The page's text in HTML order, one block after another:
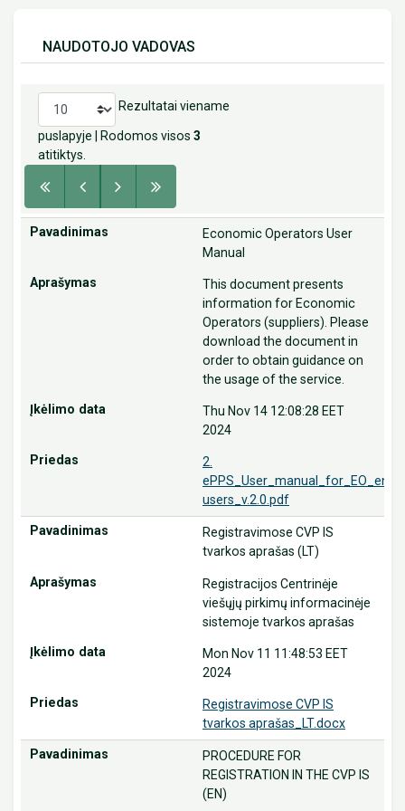
NAUDOTOJO VADOVAS
Rezultatai viename
puslapyje | Rodomos visos 3
atitiktys.
Economic Operators User
Manual
This document presents
information for Economic
Operators (suppliers). Please
download the document in
order to obtain guidance on
the usage of the service.
Thu Nov 14 12:08:28 EET
2024
2.
ePPS_User_manual_for_EO_end-
users_v.2.0.pdf
Registravimose CVP IS
tvarkos aprašas (LT)
Registracijos Centrinėje
viešųjų pirkimų informacinėje
sistemoje tvarkos aprašas
Mon Nov 11 11:48:53 EET
2024
Registravimose CVP IS
tvarkos aprašas_LT.docx
PROCEDURE FOR
REGISTRATION IN THE CVP IS
(EN)